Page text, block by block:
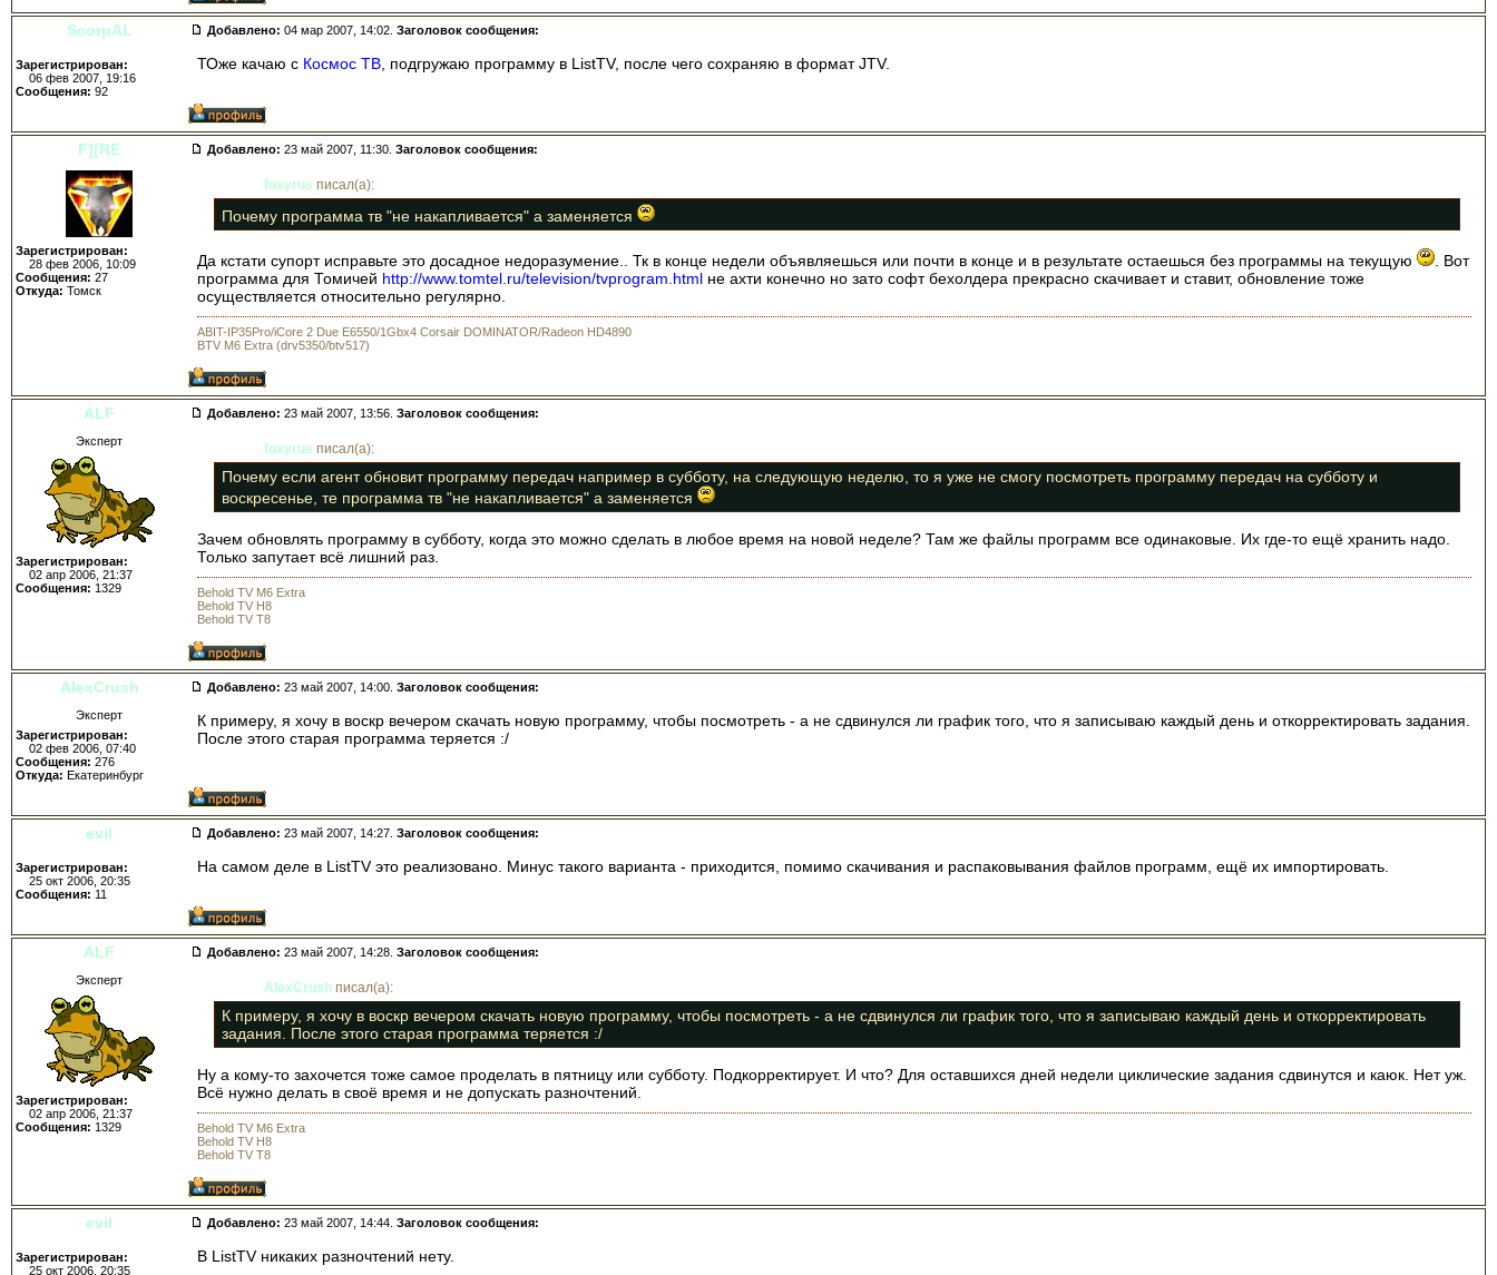
ScorpAL Добавлено: 04 мар 2007, 14:02. Заголовок сообщения:
Зарегистрирован:
06 фев 2007, 19:16
Сообщения: 92
ТОже качаю с Космос ТВ , подгружаю программу в ListTV, после чего сохраняю в формат JTV.
F][RE Добавлено: 23 май 2007, 11:30. Заголовок сообщения:
Зарегистрирован:
28 фев 2006, 10:09
Сообщения: 27
Откуда: Томск
foxyrus писал(а):
Почему программа тв "не накапливается" а заменяется
Да кстати супорт исправьте это досадное недоразумение.. Тк в конце недели объявляешься или почти в конце и в результате остаешься без программы на текущую
. Вот
программа для Томичей http://www.tomtel.ru/television/tvprogram.html не ахти конечно но зато софт бехолдера прекрасно скачивает и ставит, обновление тоже
осуществляется относительно регулярно.
ABIT-IP35Pro/iCore 2 Due E6550/1Gbx4 Corsair DOMINATOR/Radeon HD4890
BTV M6 Extra (drv5350/btv517)
ALF Добавлено: 23 май 2007, 13:56. Заголовок сообщения:
Эксперт
Зарегистрирован:
02 апр 2006, 21:37
Сообщения: 1329
foxyrus писал(а):
Почему если агент обновит программу передач например в субботу, на следующую неделю, то я уже не смогу посмотреть программу передач на субботу и
воскресенье, те программа тв "не накапливается" а заменяется
Зачем обновлять программу в субботу, когда это можно сделать в любое время на новой неделе? Там же файлы программ все одинаковые. Их где-то ещё хранить надо.
Только запутает всё лишний раз.
Behold TV M6 Extra
Behold TV H8
Behold TV T8
AlexCrush Добавлено: 23 май 2007, 14:00. Заголовок сообщения:
Эксперт
Зарегистрирован:
02 фев 2006, 07:40
Сообщения: 276
Откуда: Екатеринбург
К примеру, я хочу в воскр вечером скачать новую программу, чтобы посмотреть - а не сдвинулся ли график того, что я записываю каждый день и откорректировать задания.
После этого старая программа теряется :/
evil Добавлено: 23 май 2007, 14:27. Заголовок сообщения:
Зарегистрирован:
25 окт 2006, 20:35
Сообщения: 11
На самом деле в ListTV это реализовано. Минус такого варианта - приходится, помимо скачивания и распаковывания файлов программ, ещё их импортировать.
ALF Добавлено: 23 май 2007, 14:28. Заголовок сообщения:
Эксперт
Зарегистрирован:
02 апр 2006, 21:37
Сообщения: 1329
AlexCrush писал(а):
К примеру, я хочу в воскр вечером скачать новую программу, чтобы посмотреть - а не сдвинулся ли график того, что я записываю каждый день и откорректировать
задания. После этого старая программа теряется :/
Ну а кому-то захочется тоже самое проделать в пятницу или субботу. Подкорректирует. И что? Для оставшихся дней недели циклические задания сдвинутся и каюк. Нет уж.
Всё нужно делать в своё время и не допускать разночтений.
Behold TV M6 Extra
Behold TV H8
Behold TV T8
evil Добавлено: 23 май 2007, 14:44. Заголовок сообщения:
Зарегистрирован:
25 окт 2006, 20:35
В ListTV никаких разночтений нету.